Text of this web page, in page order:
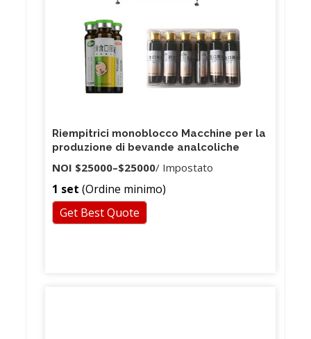
Riempitrici monoblocco Macchine per la
produzione di bevande analcoliche
NOI $25000–$25000/ Impostato
1 set (Ordine minimo)
Get Best Quote